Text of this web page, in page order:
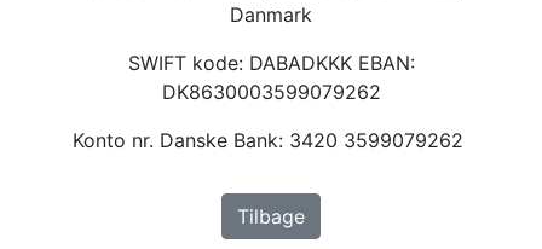
Danmark
SWIFT kode: DABADKKK EBAN:
DK8630003599079262
Konto nr. Danske Bank: 3420 3599079262
Tilbage